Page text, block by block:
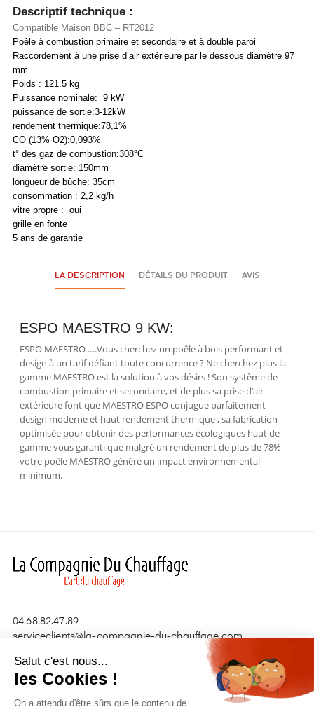
Descriptif technique :
Compatible Maison BBC – RT2012
Poêle à combustion primaire et secondaire et à double paroi
Raccordement à une prise d’air extérieure par le dessous diamètre 97
mm
Poids : 121.5 kg
Puissance nominale: 9 kW
puissance de sortie:3-12kW
rendement thermique:78,1%
CO (13% O2):0,093%
t° des gaz de combustion:308°C
diamètre sortie: 150mm
longueur de bûche: 35cm
consommation : 2,2 kg/h
vitre propre : oui
grille en fonte
5 ans de garantie
LA DESCRIPTION DÉTAILS DU PRODUIT AVIS
ESPO MAESTRO 9 KW:
ESPO MAESTRO ….Vous cherchez un poêle à bois performant et
design à un tarif défiant toute concurrence ? Ne cherchez plus la
gamme MAESTRO est la solution à vos désirs ! Son système de
combustion primaire et secondaire, et de plus sa prise d’air
extérieure font que MAESTRO ESPO conjugue parfaitement
design moderne et haut rendement thermique , sa fabrication
optimisée pour obtenir des performances écologiques haut de
gamme vous garanti que malgré un rendement de plus de 78%
votre poêle MAESTRO génère un impact environnemental
minimum.
04.68.82.47.89
serviceclients@la-compagnie-du-chauffage.com
Nos produits 
Salut c'est nous...
les Cookies !
On a attendu d'être sûrs que le contenu de